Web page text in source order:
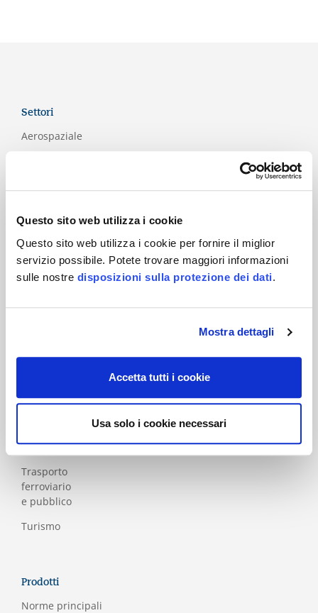
Questo sito web utilizza i cookie
Questo sito web utilizza i cookie per fornire il miglior
servizio possibile. Potete trovare maggiori informazioni
sulle nostre disposizioni sulla protezione dei dati.
Mostra dettagli
Accetta tutti i cookie
Usa solo i cookie necessari
Settori
Aerospaziale
ICT
Industria
Industria della
Servizi
finanziari
Trasporto
ferroviario
e pubblico
Turismo
Prodotti
Norme principali